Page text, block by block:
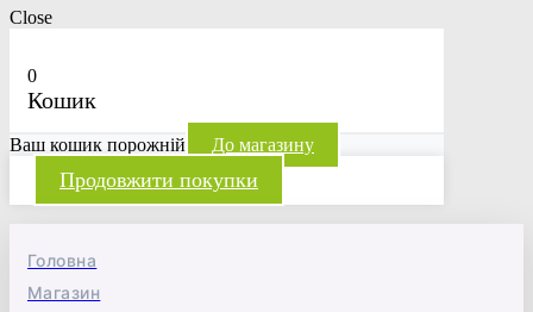
Close
0
Кошик
Ваш кошик порожній До магазину
Продовжити покупки
Головна
Магазин